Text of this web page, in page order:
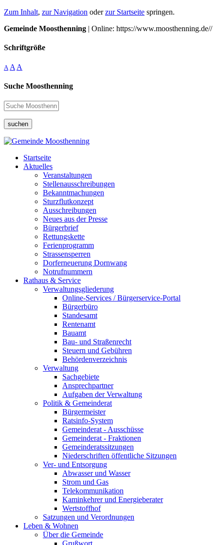
Zum Inhalt, zur Navigation oderzur Startseite springen.
Gemeinde Moosthenning | Online: https://www.moosthenning.de//
Schriftgröße
A A A
Suche Moosthenning
suchen
Startseite
Aktuelles
Veranstaltungen
Stellenausschreibungen
Bekanntmachungen
Sturzflutkonzept
Ausschreibungen
Neues aus der Presse
Bürgerbrief
Rettungskette
Ferienprogramm
Strassensperren
Dorferneuerung Dornwang
Notrufnummern
Rathaus & Service
Verwaltungsgliederung
Online-Services / Bürgerservice-Portal
Bürgerbüro
Standesamt
Rentenamt
Bauamt
Bau- und Straßenrecht
Steuern und Gebühren
Behördenverzeichnis
Verwaltung
Sachgebiete
Ansprechpartner
Aufgaben der Verwaltung
Politik & Gemeinderat
Bürgermeister
Ratsinfo-System
Gemeinderat - Ausschüsse
Gemeinderat - Fraktionen
Gemeinderatssitzungen
Niederschriften öffentliche Sitzungen
Ver- und Entsorgung
Abwasser und Wasser
Strom und Gas
Telekommunikation
Kaminkehrer und Energieberater
Wertstoffhof
Satzungen und Verordnungen
Leben & Wohnen
Über die Gemeinde
Grußwort